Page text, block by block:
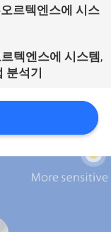
르텍엔스에 시스
텍엔스에 시스템 ,
분석기